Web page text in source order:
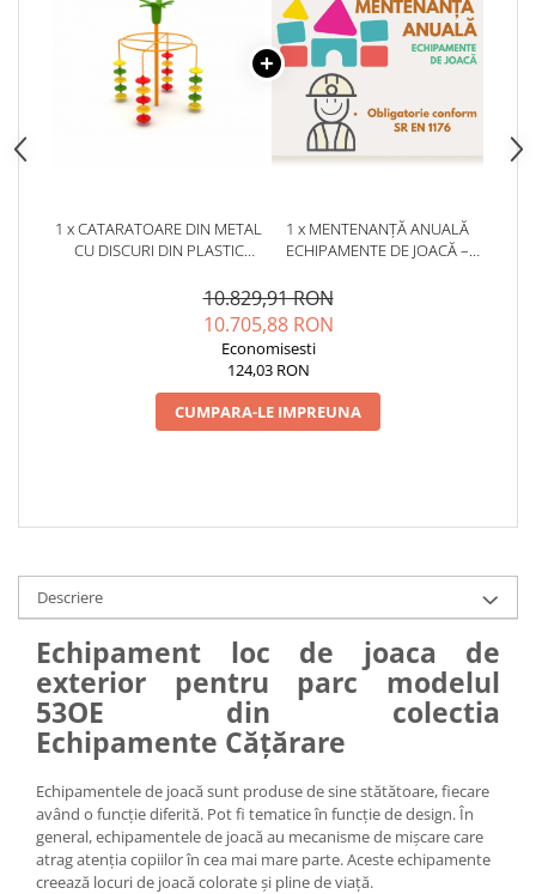
1 x CATARATOARE DIN METAL
CU DISCURI DIN PLASTIC
1 x MENTENANȚĂ ANUALĂ
ECHIPAMENTE DE JOACĂ –
CONFORM SR EN 1176
10.829,91 RON
10.705,88 RON
Economisesti
124,03 RON
CUMPARA-LE IMPREUNA
Descriere
Echipament loc de joaca de
exterior pentru parc modelul
53OE din colectia
Echipamente Cățărare
Echipamentele de joacă sunt produse de sine stătătoare, fiecare
având o funcție diferită. Pot fi tematice în funcție de design. În
general, echipamentele de joacă au mecanisme de mișcare care
atrag atenția copiilor în cea mai mare parte. Aceste echipamente
creează locuri de joacă colorate și pline de viață.